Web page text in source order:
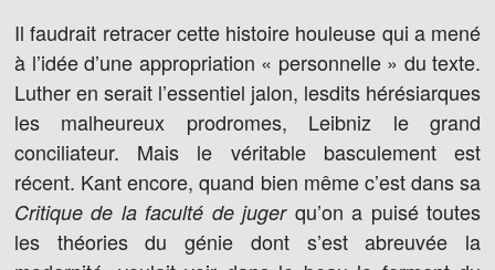
Il faudrait retracer cette histoire houleuse qui a mené
à l’idée d’une appropriation « personnelle » du texte.
Luther en serait l’essentiel jalon, lesdits hérésiarques
les malheureux prodromes, Leibniz le grand
conciliateur. Mais le véritable basculement est
récent. Kant encore, quand bien même c’est dans sa
Critique de la faculté de jugerqu’on a puisé toutes
les théories du génie dont s’est abreuvée la